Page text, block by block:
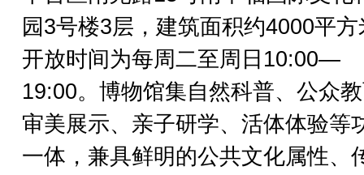
园3号楼3层，建筑面积约4000平方
开放时间为每周二至周日10:00—
19:00。博物馆集自然科普、公众
审美展示、亲子研学、活体体验等
一体，兼具鲜明的公共文化属性、